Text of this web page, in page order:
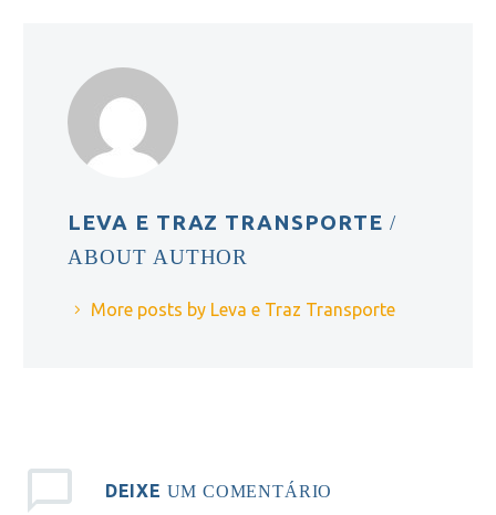
LEVA E TRAZ TRANSPORTE /
ABOUT AUTHOR
More posts by Leva e Traz Transporte
DEIXE UM COMENTÁRIO